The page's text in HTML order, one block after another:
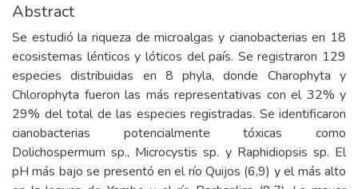
Abstract
Se estudió la riqueza de microalgas y cianobacterias en 18
ecosistemas lénticos y lóticos del país. Se registraron 129
especies distribuidas en 8 phyla, donde Charophyta y
Chlorophyta fueron las más representativas con el 32% y
29% del total de las especies registradas. Se identificaron
cianobacterias potencialmente tóxicas como
Dolichospermum sp., Microcystis sp. y Raphidiopsis sp. El
pH más bajo se presentó en el río Quijos (6,9) y el más alto